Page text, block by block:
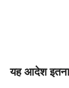
यह आदेश